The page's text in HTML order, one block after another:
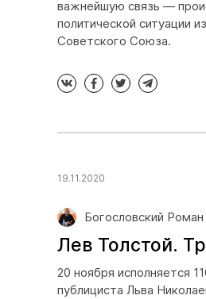
важнейшую связь —
политической ситуации
Советского Союза.
19.11.2020
Богословский Роман
Лев Толстой.
20 ноября исполняется
публициста Льва